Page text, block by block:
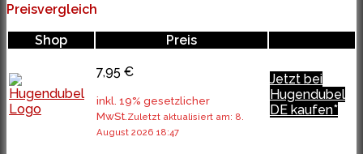
Preisvergleich
Shop
Preis
7,95 €
inkl. 19% gesetzlicher
MwSt.Zuletzt aktualisiert am: 8.
August 2026 18:47
Jetzt bei
Hugendubel
DE kaufen*